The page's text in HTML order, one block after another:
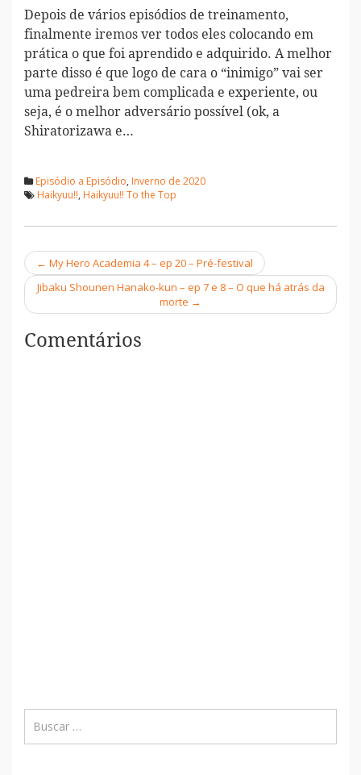
Depois de vários episódios de treinamento,
finalmente iremos ver todos eles colocando em
prática o que foi aprendido e adquirido. A melhor
parte disso é que logo de cara o “inimigo” vai ser
uma pedreira bem complicada e experiente, ou
seja, é o melhor adversário possível (ok, a
Shiratorizawa e…
Episódio a Episódio, Inverno de 2020
Haikyuu!!, Haikyuu!! To the Top
Navegação
← My Hero Academia 4 – ep 20 – Pré-festival
Jibaku Shounen Hanako-kun – ep 7 e 8 – O que há atrás da
morte →
Comentários